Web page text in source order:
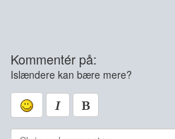
Kommentér på:
Islændere kan bære mere?